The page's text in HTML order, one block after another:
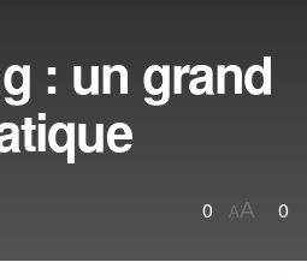
: un grand
0 AA 0